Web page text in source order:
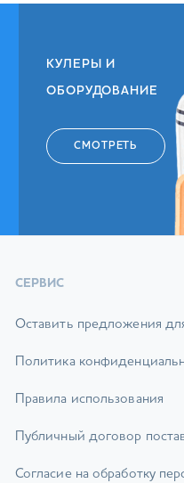
КУЛЕРЫ И
ОБОРУДОВАНИЕ
СМОТРЕТЬ
СЕРВИС
Оставить предложения
Политика
Правила использования
Публичный договор
Согласие на обработку